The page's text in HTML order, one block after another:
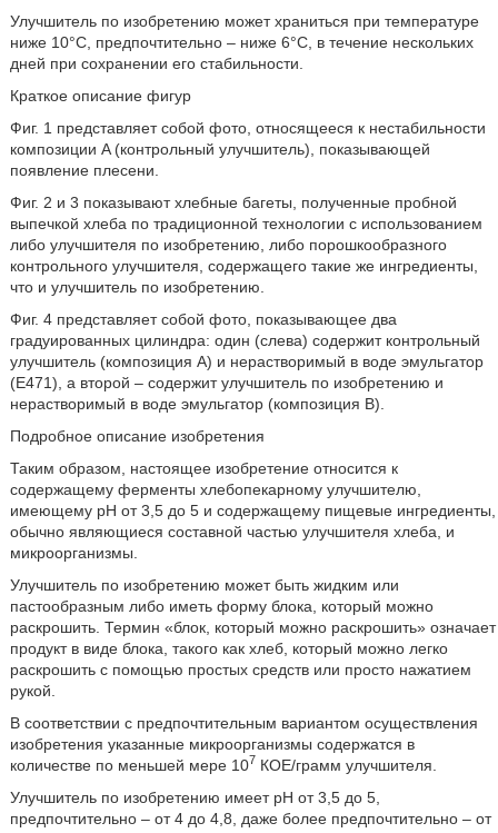
Улучшитель по изобретению может храниться при температуре
ниже 10°C, предпочтительно – ниже 6°С, в течение нескольких
дней при сохранении его стабильности.
Краткое описание фигур
Фиг. 1 представляет собой фото, относящееся к нестабильности
композиции A (контрольный улучшитель), показывающей
появление плесени.
Фиг. 2 и 3 показывают хлебные багеты, полученные пробной
выпечкой хлеба по традиционной технологии с использованием
либо улучшителя по изобретению, либо порошкообразного
контрольного улучшителя, содержащего такие же ингредиенты,
что и улучшитель по изобретению.
Фиг. 4 представляет собой фото, показывающее два
градуированных цилиндра: один (слева) содержит контрольный
улучшитель (композиция A) и нерастворимый в воде эмульгатор
(E471), а второй – содержит улучшитель по изобретению и
нерастворимый в воде эмульгатор (композиция B).
Подробное описание изобретения
Таким образом, настоящее изобретение относится к
содержащему ферменты хлебопекарному улучшителю,
имеющему рН от 3,5 до 5 и содержащему пищевые ингредиенты,
обычно являющиеся составной частью улучшителя хлеба, и
микроорганизмы.
Улучшитель по изобретению может быть жидким или
пастообразным либо иметь форму блока, который можно
раскрошить. Термин «блок, который можно раскрошить» означает
продукт в виде блока, такого как хлеб, который можно легко
раскрошить с помощью простых средств или просто нажатием
рукой.
В соответствии с предпочтительным вариантом осуществления
изобретения указанные микроорганизмы содержатся в
количестве по меньшей мере 107 КОЕ/грамм улучшителя.
Улучшитель по изобретению имеет рН от 3,5 до 5,
предпочтительно – от 4 до 4,8, даже более предпочтительно – от